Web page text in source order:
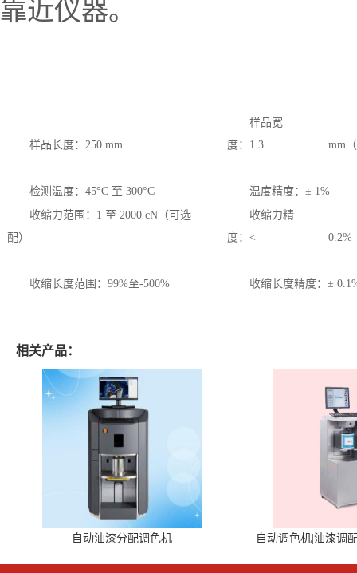
靠近仪器。
样品长度：250 mm
样品宽
度：1.3
mm
检测温度：45°C 至 300°C
温度精度：± 1%
收缩力范围：1 至 2000 cN（可选
配）
收缩力精
度：<
0.2%
收缩长度范围：99%至-500% 收缩长度精度：±
相关产品：
自动油漆分配调色机 自动调色机|油漆调